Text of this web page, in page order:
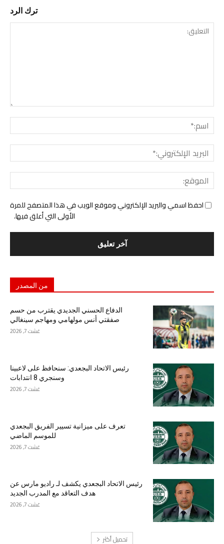
ترك الرد
احفظ اسمي والبريد الإلكتروني وموقع الويب في هذا المتصفح للمرة
الأولى التي أعلق فيها.
من المصدر
الدفاع الحسني الجديدي يقترب من حسم
صفقتي أنس مولهامي ومهاجم سينغالي
غشت 7, 2026
رئيس الاتحاد البجعدي: سنحافظ على لاعبينا
وسنجري 8 انتدابات
غشت 7, 2026
تعرف على ميزانية تسيير الفريق البجعدي
للموسم الماضي
غشت 7, 2026
رئيس الاتحاد البجعدي يكشف لـ راديو مارس عن
هدف التعاقد مع المدرب الجديد
غشت 7, 2026
تحميل أكثر